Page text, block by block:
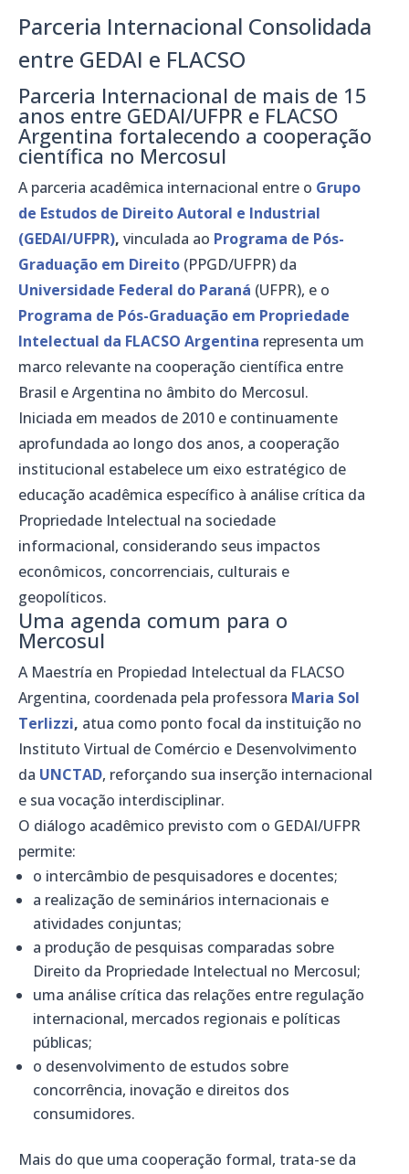
Parceria Internacional Consolidada
entre GEDAI e FLACSO
Parceria Internacional de mais de 15
anos entre GEDAI/UFPR e FLACSO
Argentina fortalecendo a cooperação
científica no Mercosul
A parceria acadêmica internacional entre o Grupo
de Estudos de Direito Autoral e Industrial
(GEDAI/UFPR), vinculada ao Programa de Pós-
Graduação em Direito (PPGD/UFPR) da
Universidade Federal do Paraná (UFPR), e o
Programa de Pós-Graduação em Propriedade
Intelectual da FLACSO Argentina representa um
marco relevante na cooperação científica entre
Brasil e Argentina no âmbito do Mercosul.
Iniciada em meados de 2010 e continuamente
aprofundada ao longo dos anos, a cooperação
institucional estabelece um eixo estratégico de
educação acadêmica específico à análise crítica da
Propriedade Intelectual na sociedade
informacional, considerando seus impactos
econômicos, concorrenciais, culturais e
geopolíticos.
Uma agenda comum para o
Mercosul
A Maestría en Propiedad Intelectual da FLACSO
Argentina, coordenada pela professora Maria Sol
Terlizzi, atua como ponto focal da instituição no
Instituto Virtual de Comércio e Desenvolvimento
da UNCTAD, reforçando sua inserção internacional
e sua vocação interdisciplinar.
O diálogo acadêmico previsto com o GEDAI/UFPR
permite:
o intercâmbio de pesquisadores e docentes;
a realização de seminários internacionais e
atividades conjuntas;
a produção de pesquisas comparadas sobre
Direito da Propriedade Intelectual no Mercosul;
uma análise crítica das relações entre regulação
internacional, mercados regionais e políticas
públicas;
o desenvolvimento de estudos sobre
concorrência, inovação e direitos dos
consumidores.
Mais do que uma cooperação formal, trata-se da